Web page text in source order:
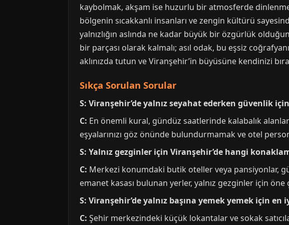
kaybolmak, akşam ise huzurlu bir atmosferde
bölgenin sıcakkanlı insanları ve zengin kültürü
yalnızlığın aslında ne kadar büyük bir özgürlük
bir parçası olarak kalmalı; asıl odak, bu eşsiz
aklınızda tutun ve Viranşehir’in büyüsüne kendinizi
Sıkça Sorulan Sorular
S: Viranşehir’de yalnız seyahat ederken güvenlik
C: En önemli kural, gündüz saatlerinde kalabalık
eşyalarınızı göz önünde bulundurmamak ve otel
S: Yalnız gezginler için Viranşehir’de hangi
C: Merkezi konumdaki butik oteller veya pansiyonlar,
emanet kasası bulunan yerler, yalnız gezginler için öne
S: Viranşehir’de yalnız başına yemek yemek için
C: Şehir merkezindeki küçük lokantalar ve sokak